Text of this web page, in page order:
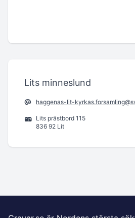
Lits minneslund
haggenas-lit-
Lits prästbord 115
836 92 Lit